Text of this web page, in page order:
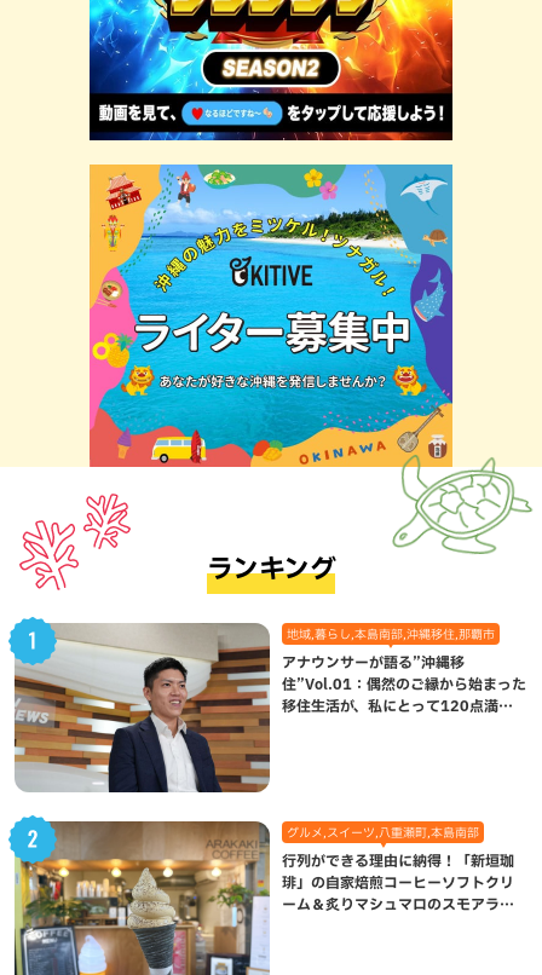
ランキング
地域,暮らし,本島南部,沖縄移住,那覇市
アナウンサーが語る”沖縄移
住”Vol.01：偶然のご縁から始まった
移住生活が、私にとって120点満点
グルメ,スイーツ,八重瀬町,本島南部
行列ができる理由に納得！「新垣珈
琲」の自家焙煎コーヒーソフトクリ
ーム＆炙りマシュマロのスモアラテ